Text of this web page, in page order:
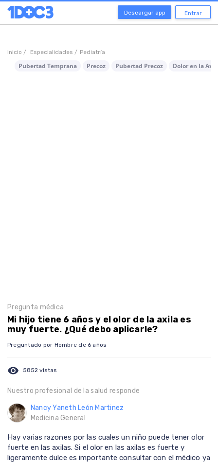
Descargar app Entrar
Inicio / Especialidades / Pediatría
Pubertad Temprana Precoz Pubertad Precoz Dolor en la
Pregunta médica
Mi hijo tiene 6 años y el olor de la axila es
muy fuerte. ¿Qué debo aplicarle?
Preguntado por Hombre de 6 años
visibility 5852 vistas
Nuestro profesional de la salud responde
Nancy Yaneth León Martinez
Medicina General
Hay varias razones por las cuales un niño puede tener olor
fuerte en las axilas. Si el olor en las axilas es fuerte y
ligeramente dulce es importante consultar con el médico ya